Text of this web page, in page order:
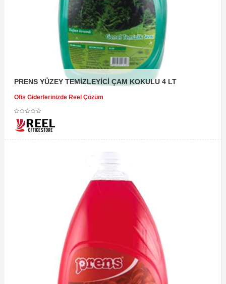
PRENS YÜZEY TEMİZLEYİCİ ÇAM KOKULU 4 LT
Ofis Giderlerinizde Reel Çözüm